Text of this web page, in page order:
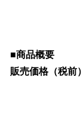
■商品概要
販売価格（税前
水回り付
大開口